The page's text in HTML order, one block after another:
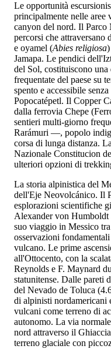
Le opportunità
principalmente nelle aree
canyon del nord. Il Parco
percorsi che attraversano
e oyamel (Abies religiosa
Jamapa. Le pendici
del Sol, costituiscono una
frequentate del paese su
spento e accessibile
Popocatépetl. Il Copper
dalla ferrovia Chepe
sentieri multi-giorno
Rarámuri —, popolo
corsa di lunga distanza.
Nazionale Constitucion
ulteriori opzioni di
La storia alpinistica del
dell'Eje Neovolcánico. Il
esplorazioni scientifiche
Alexander von Humboldt
suo viaggio in Messico
osservazioni
vulcano. Le prime
all'Ottocento, con la
Reynolds e F. Maynard
statunitense. Dalle pareti
del Nevado de Toluca
di alpinisti nordamericani
vulcani come terreno di
autonomo. La via
nord attraverso il
terreno glaciale con